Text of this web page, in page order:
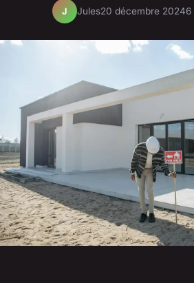
J Jules20 décembre 20246